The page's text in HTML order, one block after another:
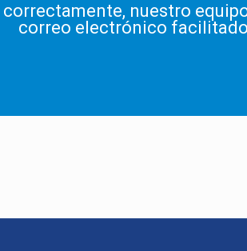
nuestro
correo electrónico